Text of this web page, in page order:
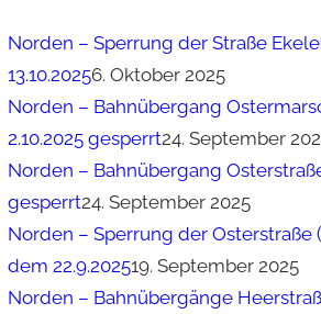
Norden – Sperrung der Straße
13.10.20256. Oktober 2025
Norden – Bahnübergang
2.10.2025 gesperrt24. September
Norden – Bahnübergang
gesperrt24. September 2025
Norden – Sperrung der Osterstraße
dem 22.9.202519. September 2025
Norden – Bahnübergänge